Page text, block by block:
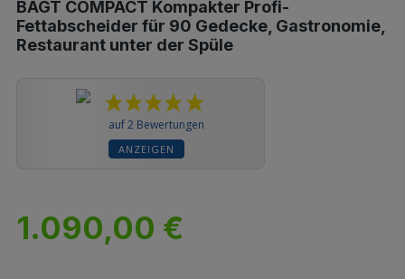
BAGT COMPACT Kompakter Profi-
Fettabscheider für 90 Gedecke, Gastronomie,
Restaurant unter der Spüle
auf 2 Bewertungen
ANZEIGEN
1.090,00 €